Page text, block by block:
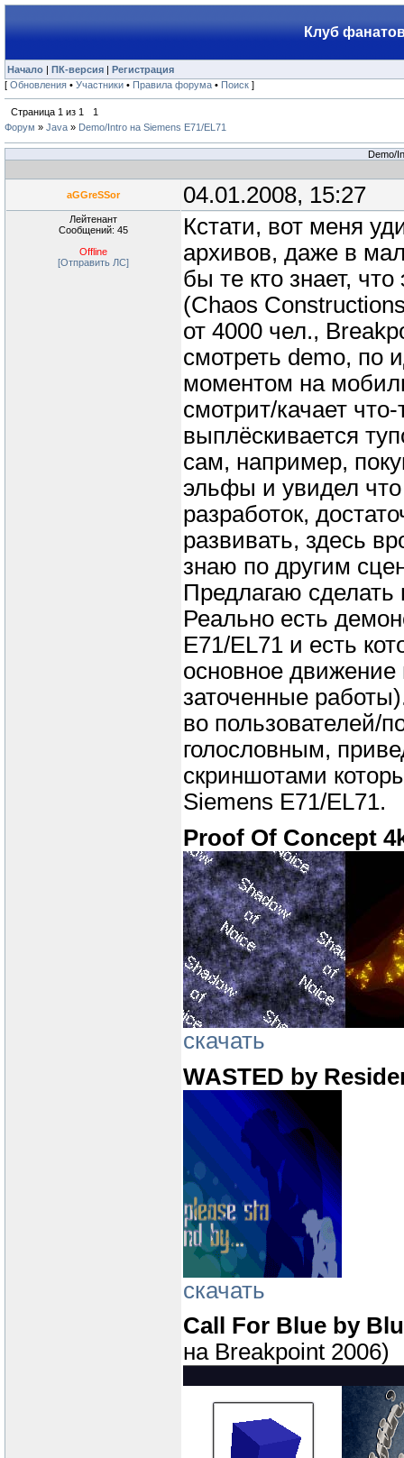
Клуб
Начало | ПК-версия | Регистрация
[ Обновления • Участники • Правила форума • Поиск ]
Страница 1 из 1
1
Форум » Java » Demo/Intro на Siemens E71/EL71
Demo/
aGGreSSor 04.01.2008, 15:27
Лейтенант
Сообщений: 45
Offline
[Отправить ЛС]
Кстати, вот меня
архивов, даже в
бы те кто знает,
(Chaos
от 4000 чел.,
смотреть demo, по
моментом на
смотрит/качает
выплёскивается
сам, например,
эльфы и увидел
разработок,
развивать, здесь
знаю по другим
Предлагаю
Реально есть
E71/EL71 и есть
основное
заточенные
во пользователей/
голословным,
скриншотами
Siemens E71/EL71.
Proof Of Concept
скачать
WASTED by
скачать
Call For Blue by
на Breakpoint 2006)